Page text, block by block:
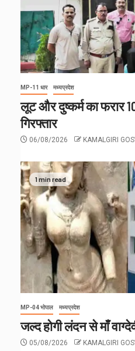
MP-11 धार मध्यप्रदेश
लूट और दुष्कर्म का फरार
गिरफ्तार
06/08/2026 KAMALGIRI
1 min read
MP-04 भोपाल मध्यप्रदेश
जल्द होगी लंदन से माँ
05/08/2026 KAMALGIRI